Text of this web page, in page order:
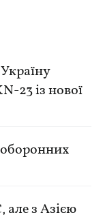
23 із нової
з Азією